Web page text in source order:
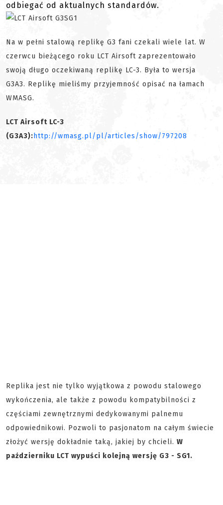
odbiegać od aktualnych standardów.
Na w pełni stalową replikę G3 fani czekali wiele lat. W
czerwcu bieżącego roku LCT Airsoft zaprezentowało
swoją długo oczekiwaną replikę LC-3. Była to wersja
G3A3. Replikę mieliśmy przyjemność opisać na łamach
WMASG.
LCT Airsoft LC-3
(G3A3): http://wmasg.pl/pl/articles/show/797208
Replika jest nie tylko wyjątkowa z powodu stalowego
wykończenia, ale także z powodu kompatybilności z
częściami zewnętrznymi dedykowanymi palnemu
odpowiednikowi. Pozwoli to pasjonatom na całym świecie
złożyć wersję dokładnie taką, jakiej by chcieli. W
październiku LCT wypuści kolejną wersję G3 - SG1.